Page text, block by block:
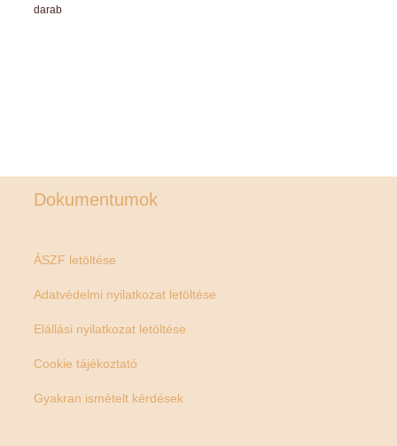
darab
Dokumentumok
ÁSZF letöltése
Adatvédelmi nyilatkozat letöltése
Elállási nyilatkozat letöltése
Cookie tájékoztató
Gyakran ismételt kérdések